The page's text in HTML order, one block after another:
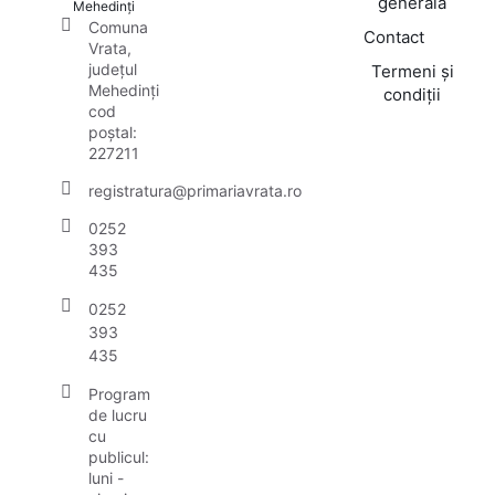
Mehedinți
Comuna
Vrata,
județul
Mehedinți
cod
poștal:
227211
registratura@primariavrata.ro
0252
393
435
0252
393
435
Program
de lucru
cu
publicul:
luni -
Contact
Termeni și
condiții